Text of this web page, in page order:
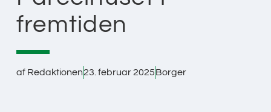
fremtiden
afRedaktionen23. februar 2025Borger